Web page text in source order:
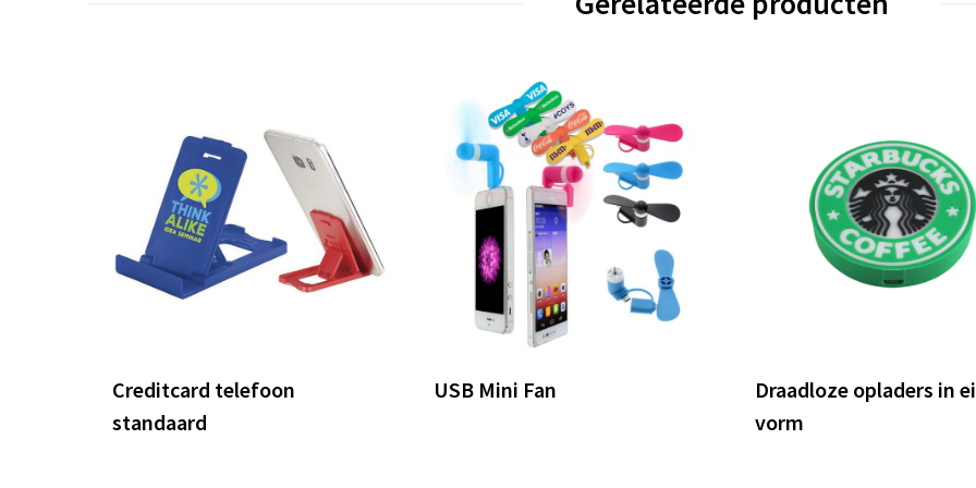
Creditcard telefoon
standaard
USB Mini Fan
Draadloze opladers in
vorm